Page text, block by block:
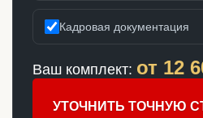
Кадровая документация
Ваш комплект: от 12
УТОЧНИТЬ ТОЧНУЮ